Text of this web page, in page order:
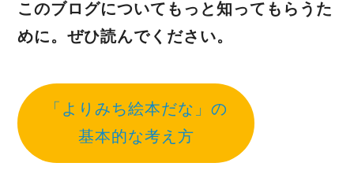
このブログについてもっと知ってもらうた
めに。ぜひ読んでください。
「よりみち絵本だな」の
基本的な考え方